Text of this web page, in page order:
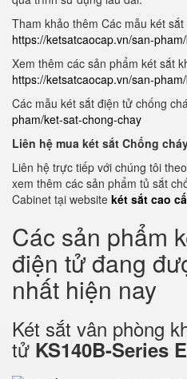
Tham khảo thêm Các mẫu két
https://ketsatcaocap.vn/san-
Xem thêm các sản phẩm két sắt
https://ketsatcaocap.vn/san-
Các mẫu két sắt điện tử chống
pham/ket-sat-chong-chay
Liên hệ mua két sắt Chống
Liên hệ trực tiếp với chúng tôi
xem thêm các sản phẩm tủ sắt
Cabinet tại website két sắt cao
Các sản phẩm
điện tử đang
nhất hiện nay
Két sắt vân phòng
tử KS140B-Series